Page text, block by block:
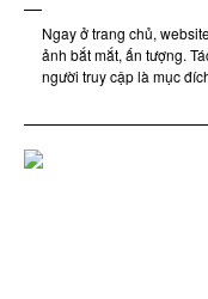
Ngay ở trang chủ,
ảnh bắt mắt, ấn tượng.
người truy cập là mục